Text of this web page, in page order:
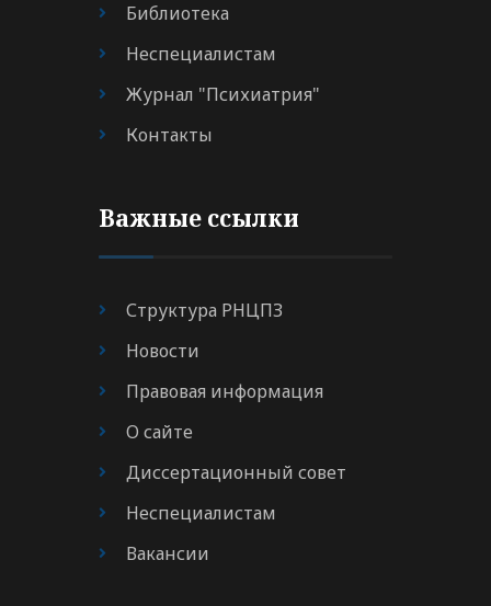
Библиотека
Неспециалистам
Журнал "Психиатрия"
Контакты
Важные ссылки
Структура РНЦПЗ
Новости
Правовая информация
О сайте
Диссертационный совет
Неспециалистам
Вакансии